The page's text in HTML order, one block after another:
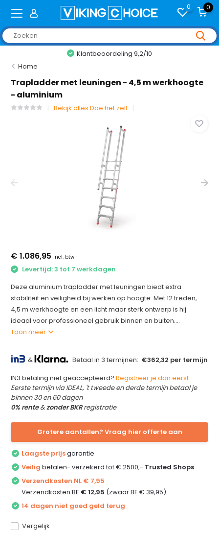
0 0
Home
Trapladder met leuningen - 4,5 m werkhoogte
- aluminium
Bekijk alles Doe het zelf
€ 1.086,95 Incl. btw
Levertijd: 3 tot 7 werkdagen
Deze aluminium trapladder met leuningen biedt extra
stabiliteit en veiligheid bij werken op hoogte. Met 12 treden,
4,5 m werkhoogte en een licht maar sterk ontwerp is hij
ideaal voor professioneel gebruik binnen en buiten....
Toon meer
& Betaal in 3 termijnen: €362,32 per termijn
IN3 betaling niet geaccepteerd?Registreer je dan eerst
Eerste termijn via IDEAL, 't tweede en derde termijn betaal je
binnen 30 en 60 dagen
0% rente&zonder BKRregistratie
Grotere aantallen? Vraag hier offerte aan
Laagste prijsgarantie
Veilig betalen- verzekerd tot € 2500,- Trusted Shops
Verzendkosten NL € 7,95
Verzendkosten BE € 12,95 (zwaar BE € 39,95)
14 dagen niet goed geld terug
Vergelijk